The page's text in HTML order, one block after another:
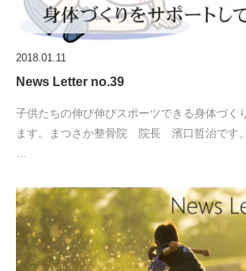
2018.01.11
News Letter no.39
子供たちの伸び伸びスポーツできる身体づく
ます。まつさか整骨院 院長 濱口哲治です